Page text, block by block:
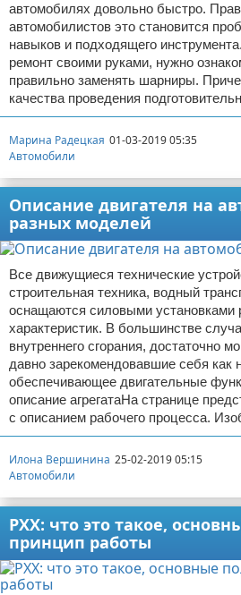
автомобилях довольно быстро.
автомобилистов это становится
навыков и подходящего
ремонт своими руками, нужно
правильно заменять шарниры.
качества проведения
Марина Радецкая 01-03-2019 05:35
Автомобили
Описание двигателя на
разных моделей
Все движущиеся технические
строительная техника, водный
оснащаются силовыми установками
характеристик. В большинстве
внутреннего сгорания, достаточно
давно зарекомендовавшие себя как
обеспечивающее двигательные
описание агрегатаНа странице
с описанием рабочего процесса.
Илона Вершинина 25-02-2019 05:15
Автомобили
РХХ: что это такое,
принцип работы